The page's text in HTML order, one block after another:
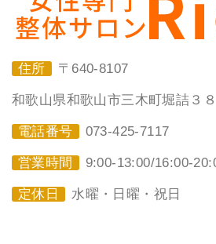
住所 〒640-8107
和歌山県和歌山市三木町堀詰３
電話番号 073-425-7117
営業時間 9:00-13:00/16:00-
定休日 水曜・日曜・祝日